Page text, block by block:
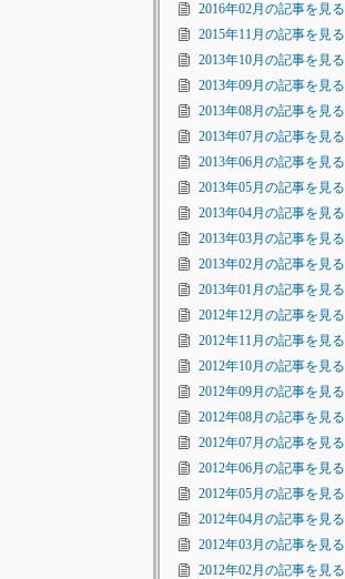
2016年02月の記事を見る
2015年11月の記事を見る
2013年10月の記事を見る
2013年09月の記事を見る
2013年08月の記事を見る
2013年07月の記事を見る
2013年06月の記事を見る
2013年05月の記事を見る
2013年04月の記事を見る
2013年03月の記事を見る
2013年02月の記事を見る
2013年01月の記事を見る
2012年12月の記事を見る
2012年11月の記事を見る
2012年10月の記事を見る
2012年09月の記事を見る
2012年08月の記事を見る
2012年07月の記事を見る
2012年06月の記事を見る
2012年05月の記事を見る
2012年04月の記事を見る
2012年03月の記事を見る
2012年02月の記事を見る